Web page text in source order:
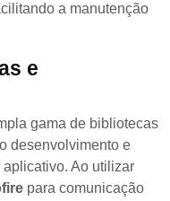
a manutenção
e
gama de bibliotecas
desenvolvimento e
Ao utilizar
para comunicação